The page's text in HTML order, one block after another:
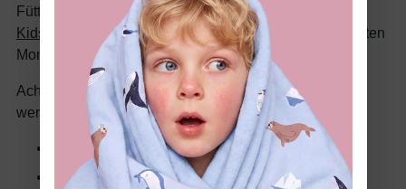
Fütterungshäufigkeit steigt stark an. Laut
KidsHealth
nehmen die meisten Neugeborenen im ersten
Monat etwa 1 Unze (30 Gramm) pro Tag zu.
Achte auf Anzeichen, dass die Schlafanzüge zu eng
werden:
Druckknöpfe lassen sich schwer schließen
Die Beine des Babys ziehen sich hoch, um